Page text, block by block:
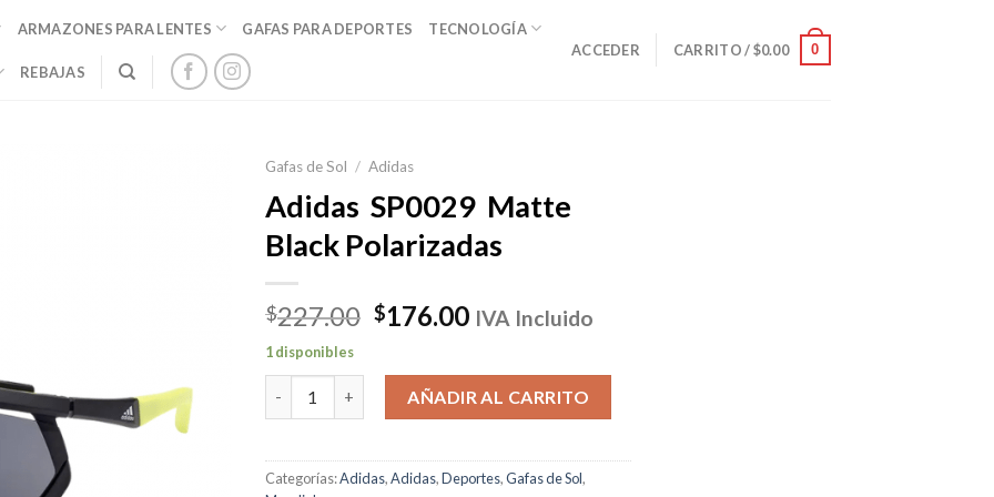
ARMAZONES PARA LENTES GAFAS PARA DEPORTES TECNOLOGÍA
REBAJAS
ACCEDER CARRITO /$0.00 0
Gafas de Sol / Adidas
Adidas SP0029 Matte
Black Polarizadas
$227.00 El
original
era:
$227.00.
$176.00El
actual
es:
$176.00.
IVA Incluido
1 disponibles
Adidas SP0029 Matte Black Polarizadas cantidad
AÑADIR AL CARRITO
Categorías:Adidas,Adidas,Deportes,Gafas de Sol,